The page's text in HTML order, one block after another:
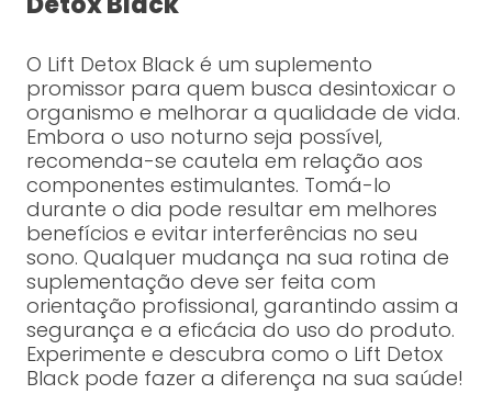
O Lift Detox Black é um suplemento
promissor para quem busca desintoxicar o
organismo e melhorar a qualidade de vida.
Embora o uso noturno seja possível,
recomenda-se cautela em relação aos
componentes estimulantes. Tomá-lo
durante o dia pode resultar em melhores
benefícios e evitar interferências no seu
sono. Qualquer mudança na sua rotina de
suplementação deve ser feita com
orientação profissional, garantindo assim a
segurança e a eficácia do uso do produto.
Experimente e descubra como o Lift Detox
Black pode fazer a diferença na sua saúde!